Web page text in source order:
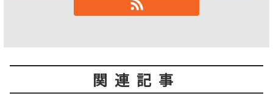
関連記事